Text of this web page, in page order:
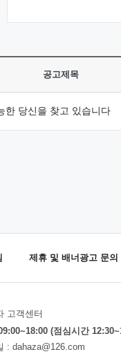
공고제목
한 당신을 찾고 있습니다
제휴 및 배너광고 문의
고객센터
(점심시간
: dahaza@126.com